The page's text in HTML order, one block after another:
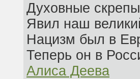
Духовные
Явил наш
Нацизм был в
Теперь он в
Алиса Деева